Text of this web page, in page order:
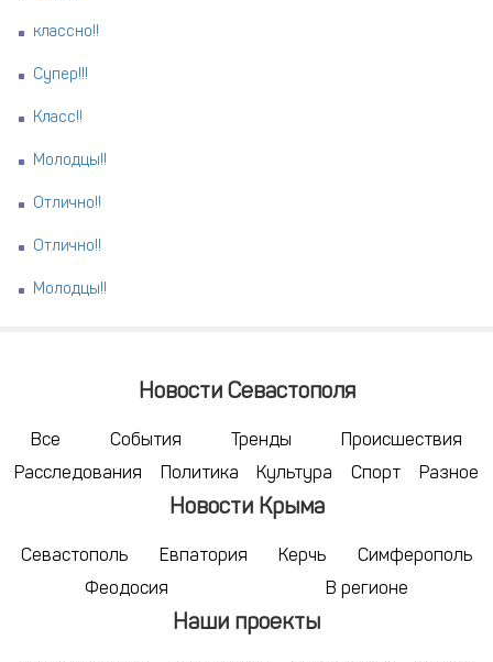
классно!!
Супер!!!
Класс!!
Молодцы!!
Отлично!!
Отлично!!
Молодцы!!
Новости Севастополя
Все События Тренды
Происшествия
Расследования
Политика Культура Спорт Разное
Новости Крыма
Севастополь Евпатория Керчь
Симферополь
Феодосия
В регионе
Наши проекты